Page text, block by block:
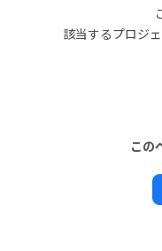
該当するプロジ
この